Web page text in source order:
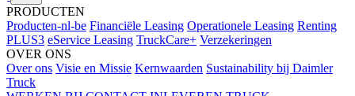
PRODUCTEN
Producten-nl-be Financiële Leasing Operationele Leasing Renting
PLUS3 eService Leasing TruckCare+ Verzekeringen
OVER ONS
Over ons Visie en Missie Kernwaarden Sustainability bij Daimler
Truck